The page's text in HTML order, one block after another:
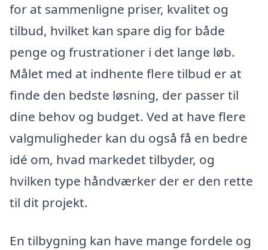
for at sammenligne priser, kvalitet og
tilbud, hvilket kan spare dig for både
penge og frustrationer i det lange løb.
Målet med at indhente flere tilbud er at
finde den bedste løsning, der passer til
dine behov og budget. Ved at have flere
valgmuligheder kan du også få en bedre
idé om, hvad markedet tilbyder, og
hvilken type håndværker der er den rette
til dit projekt.
En tilbygning kan have mange fordele og